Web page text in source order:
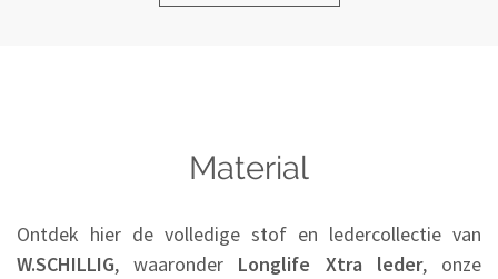
Material
Ontdek hier de volledige stof en ledercollectie van
W.SCHILLIG, waaronder Longlife Xtra leder, onze